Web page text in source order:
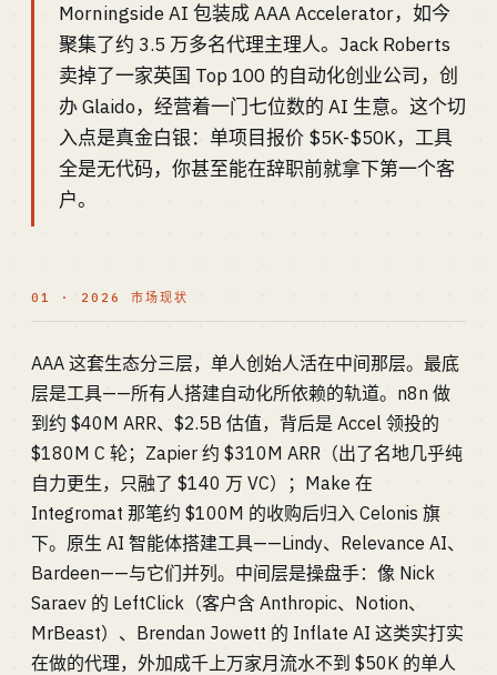
Morningside AI 包装成 AAA Accelerator，如今
聚集了约 3.5 万多名代理主理人。Jack Roberts
卖掉了一家英国 Top 100 的自动化创业公司，创
办 Glaido，经营着一门七位数的 AI 生意。这个切
入点是真金白银：单项目报价 $5K-$50K，工具
全是无代码，你甚至能在辞职前就拿下第一个客
户。
01 · 2026 市场现状
AAA 这套生态分三层，单人创始人活在中间那层。最底
层是工具——所有人搭建自动化所依赖的轨道。n8n 做
到约 $40M ARR、$2.5B 估值，背后是 Accel 领投的
$180M C 轮；Zapier 约 $310M ARR（出了名地几乎纯
自力更生，只融了 $140 万 VC）；Make 在
Integromat 那笔约 $100M 的收购后归入 Celonis 旗
下。原生 AI 智能体搭建工具——Lindy、Relevance AI、
Bardeen——与它们并列。中间层是操盘手：像 Nick
Saraev 的 LeftClick（客户含 Anthropic、Notion、
MrBeast）、Brendan Jowett 的 Inflate AI 这类实打实
在做的代理，外加成千上万家月流水不到 $50K 的单人